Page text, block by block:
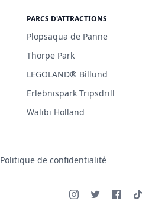
PARCS D'ATTRACTIONS
Plopsaqua de Panne
Thorpe Park
LEGOLAND® Billund
Erlebnispark Tripsdrill
Walibi Holland
Politique de confidentialité